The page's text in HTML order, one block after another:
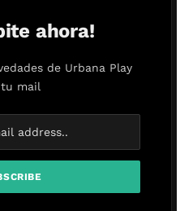
ahora!
de Urbana Play
mail